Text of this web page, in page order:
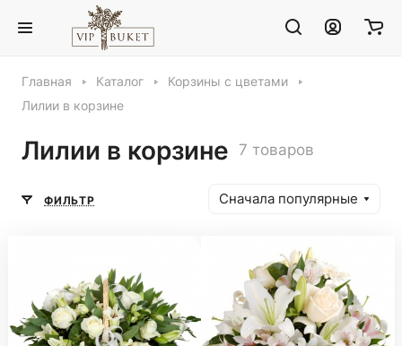
Главная Каталог
Корзины с цветами
Лилии в корзине
Лилии в корзине 7 товаров
ФИЛЬТР Сначала популярные